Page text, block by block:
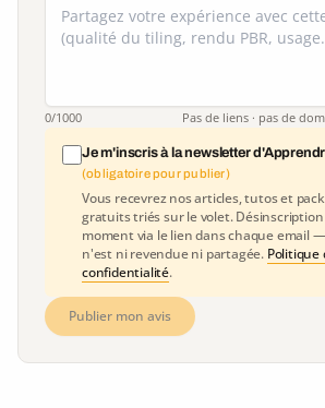
0/1000 Pas de liens · pas de
Je m'inscris à la newsletter
(obligatoire pour publier)
Vous recevrez nos articles, tutos et
gratuits triés sur le volet.
moment via le lien dans chaque email
n'est ni revendue ni partagée. Politique
confidentialité.
Publier mon avis